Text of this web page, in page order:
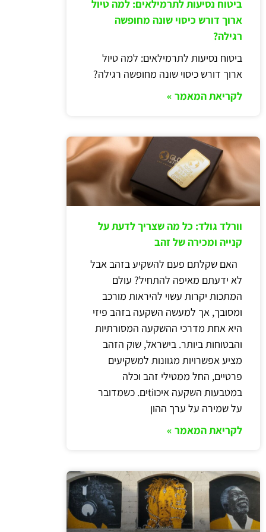
ביטוח נסיעות לתרמילאים: למה טיול
ארוך דורש כיסוי שונה מחופשה
רגילה?
ביטוח נסיעות לתרמילאים: למה טיול
ארוך דורש כיסוי שונה מחופשה רגילה?
לקריאת המאמר »
וורלד גולד: כל מה שצריך לדעת על
קנייה ומכירה של זהב
האם שקלתם פעם להשקיע בזהב אבל
לא ידעתם מאיפה להתחיל? עולם
המתכות יקרות עשוי להיראות מורכב
ומסובך, אך למעשה השקעה בזהב פיזי
היא אחת מדרכי ההשקעה המסורתיות
והבטוחות ביותר. בישראל, שוק הזהב
מציע אפשרויות מגוונות למשקיעים
פרטיים, החל ממטילי זהב וכלה
במטבעות השקעה איכוtiים. כשמדובר
על שמירה על ערך ההון
לקריאת המאמר »